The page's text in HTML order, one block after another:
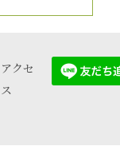
アクセ
ス